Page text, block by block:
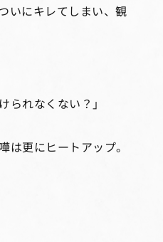
いにキレてしまい、観
られなくない？」
は更にヒートアップ。